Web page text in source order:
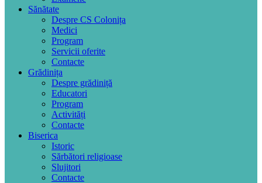
Sănătate
Despre CS Colonița
Medici
Program
Servicii oferite
Contacte
Grădinița
Despre grădiniță
Educatori
Program
Activități
Contacte
Biserica
Istoric
Sărbători religioase
Slujitori
Contacte